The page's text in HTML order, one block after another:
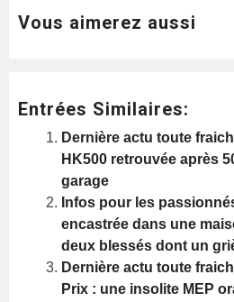
Vous aimerez aussi
Entrées Similaires:
Dernière actu toute
HK500 retrouvée après
garage
Infos pour les
encastrée dans une
deux blessés dont un
Dernière actu toute
Prix : une insolite MEP